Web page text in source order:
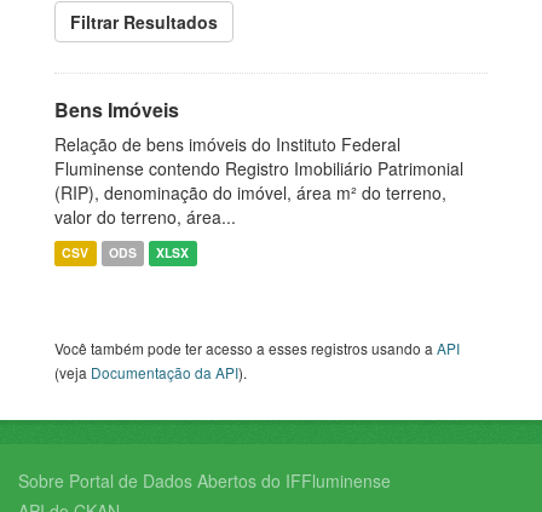
Filtrar Resultados
Bens Imóveis
Relação de bens imóveis do Instituto Federal
Fluminense contendo Registro Imobiliário Patrimonial
(RIP), denominação do imóvel, área m² do terreno,
valor do terreno, área...
CSV ODS XLSX
Você também pode ter acesso a esses registros usando aAPI
(veja Documentação da API).
Sobre Portal de Dados Abertos do IFFluminense